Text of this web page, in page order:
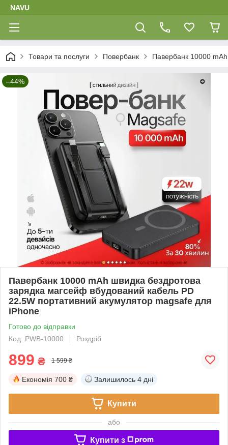
NAVU
Товари та послуги Повербанк Павербанк 10000
–44%
Павербанк 10000 mAh швидка бездротова
зарядка магсейф вбудований кабель PD
22.5W портативний акумулятор magsafe для
iPhone
Готово до відправки
Код: PWB-10000
Роздріб
899 ₴ 1 599 ₴
Економія 700 ₴ Залишилось 4 дні
Купити
або
Купити з